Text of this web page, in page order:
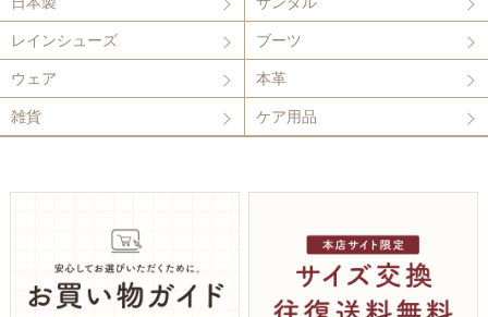
レインシューズ ブーツ
ウェア 本革
雑貨 ケア用品